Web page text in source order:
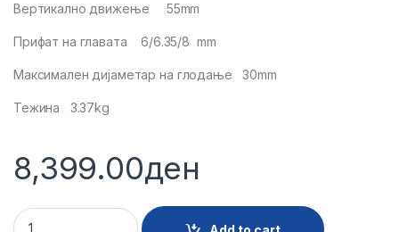
Вертикално движење 55mm
Прифат на главата 6/6.35/8 mm
Максимален дијаметар на глодање 30mm
Тежина 3.37kg
8,399.00ден
18501 - GLODALKA 1200W KW1200E quantity